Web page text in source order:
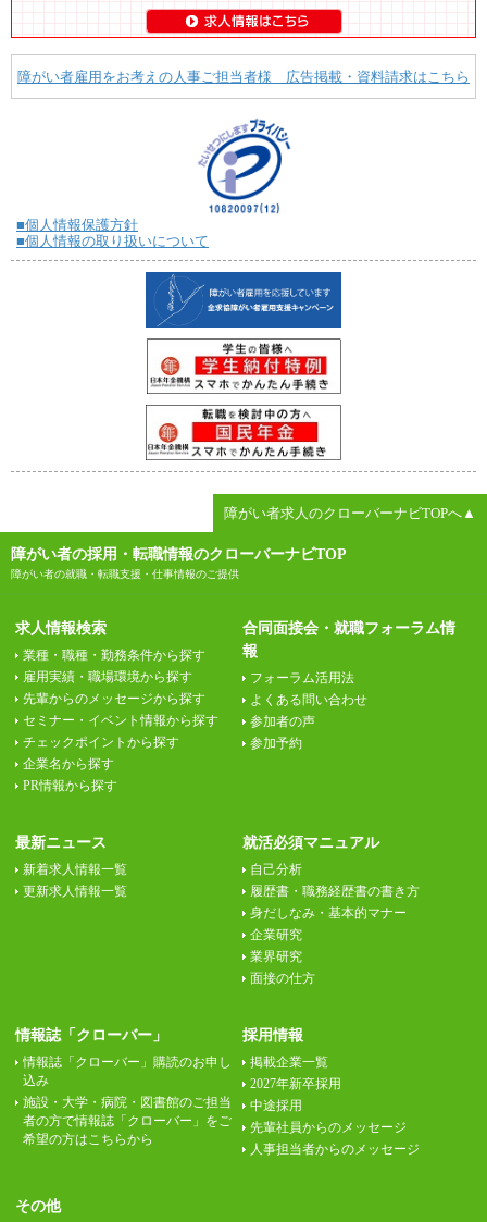
障がい者雇用をお考えの人事ご担当者様 広告掲載・資料請求はこちら
■個人情報保護方針
■個人情報の取り扱いについて
障がい者求人のクローバーナビTOPへ▲
障がい者の採用・転職情報のクローバーナビTOP
障がい者の就職・転職支援・仕事情報のご提供
求人情報検索
業種・職種・勤務条件から探す
雇用実績・職場環境から探す
先輩からのメッセージから探す
セミナー・イベント情報から探す
チェックポイントから探す
企業名から探す
PR情報から探す
合同面接会・就職フォーラム情
報
フォーラム活用法
よくある問い合わせ
参加者の声
参加予約
最新ニュース
新着求人情報一覧
更新求人情報一覧
就活必須マニュアル
自己分析
履歴書・職務経歴書の書き方
身だしなみ・基本的マナー
企業研究
業界研究
面接の仕方
情報誌「クローバー」
情報誌「クローバー」購読のお申し
込み
施設・大学・病院・図書館のご担当
者の方で情報誌「クローバー」をご
希望の方はこちらから
採用情報
掲載企業一覧
2027年新卒採用
中途採用
先輩社員からのメッセージ
人事担当者からのメッセージ
その他